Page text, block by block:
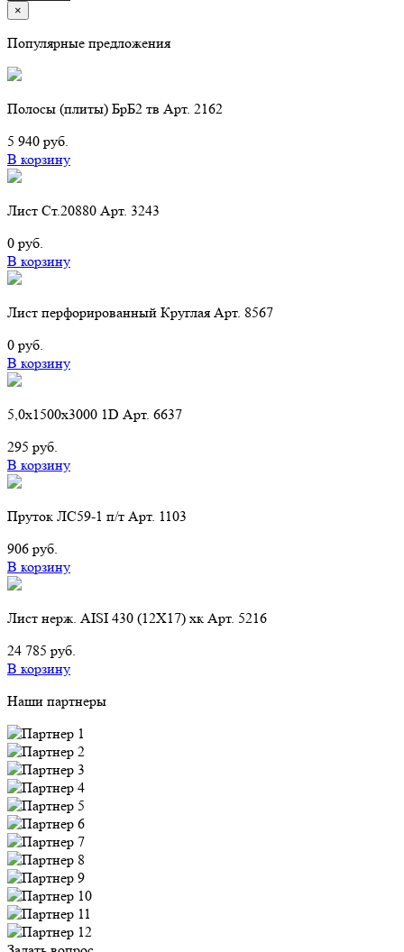
×
Популярные предложения
Полосы (плиты) БрБ2 тв Арт. 2162
5 940 руб.
В корзину
Лист Ст.20880 Арт. 3243
0 руб.
В корзину
Лист перфорированный Круглая Арт. 8567
0 руб.
В корзину
5,0х1500х3000 1D Арт. 6637
295 руб.
В корзину
Пруток ЛС59-1 п/т Арт. 1103
906 руб.
В корзину
Лист нерж. AISI 430 (12Х17) хк Арт. 5216
24 785 руб.
В корзину
Наши партнеры